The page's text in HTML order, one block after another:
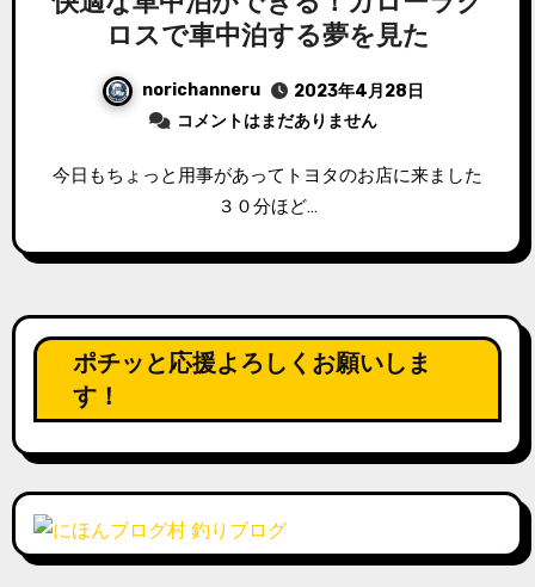
ロスで車中泊する夢を見た
norichanneru
2023年4月28日
コメントはまだありません
今日もちょっと用事があってトヨタのお店に来ました
３０分ほど…
ポチッと応援よろしくお願いしま
す！